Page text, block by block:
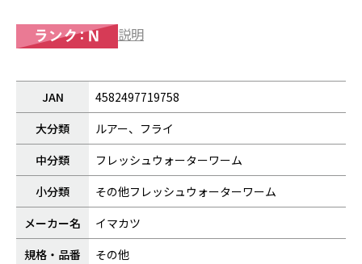
説明
JAN
4582497719758
大分類
ルアー、フライ
中分類
フレッシュウォーターワーム
小分類
その他フレッシュウォーターワーム
メーカー名
イマカツ
規格・品番
その他